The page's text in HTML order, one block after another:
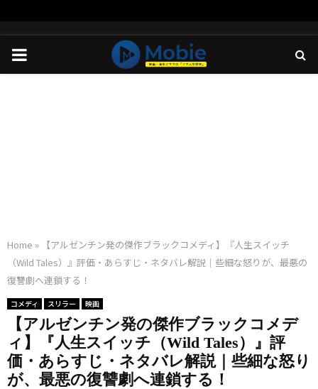
PRIMARY
Home »
【アルゼンチン発の傑作ブラックコメディ】『人生スイッチ
（Wild Tales）』評価・あらすじ・ネタバレ解説｜些細な怒りが、最悪の
復讐劇へ連鎖する！
コメディ スリラー 映画
【アルゼンチン発の傑作ブラックコメデ
ィ】『人生スイッチ（Wild Tales）』評
価・あらすじ・ネタバレ解説｜些細な怒り
が、最悪の復讐劇へ連鎖する！